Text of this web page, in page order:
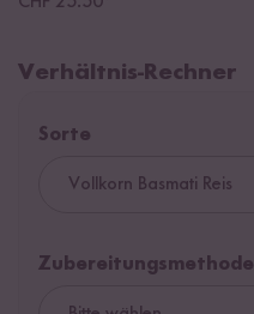
Verhältnis-Rechner
Sorte
Zubereitungsmethode